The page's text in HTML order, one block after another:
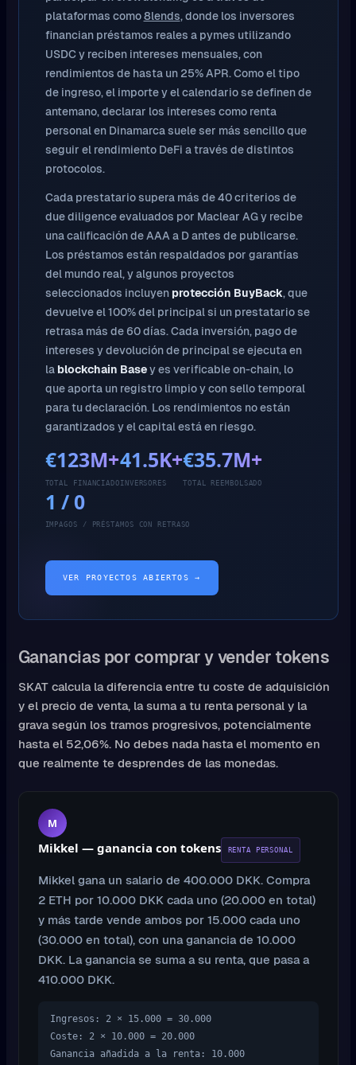
plataformas como8lends, donde los inversores
financian préstamos reales a pymes utilizando
USDC y reciben intereses mensuales, con
rendimientos de hasta un 25% APR. Como el tipo
de ingreso, el importe y el calendario se definen de
antemano, declarar los intereses como renta
personal en Dinamarca suele ser más sencillo que
seguir el rendimiento DeFi a través de distintos
protocolos.
Cada prestatario supera más de 40 criterios de
due diligence evaluados por Maclear AG y recibe
una calificación de AAA a D antes de publicarse.
Los préstamos están respaldados por garantías
del mundo real, y algunos proyectos
seleccionados incluyen protección BuyBack, que
devuelve el 100% del principal si un prestatario se
retrasa más de 60 días. Cada inversión, pago de
intereses y devolución de principal se ejecuta en
la blockchain Basey es verificable on-chain, lo
que aporta un registro limpio y con sello temporal
para tu declaración. Los rendimientos no están
garantizados y el capital está en riesgo.
€123M+
TOTAL FINANCIADO
41.5K+
INVERSORES
€35.7M+
TOTAL REEMBOLSADO
1 / 0
IMPAGOS / PRÉSTAMOS CON RETRASO
VER PROYECTOS ABIERTOS →
Ganancias por comprar y vender tokens
SKAT calcula la diferencia entre tu coste de adquisición
y el precio de venta, la suma a tu renta personal y la
grava según los tramos progresivos, potencialmente
hasta el 52,06%. No debes nada hasta el momento en
que realmente te desprendes de las monedas.
M
Mikkel — ganancia con tokens RENTA PERSONAL
Mikkel gana un salario de 400.000 DKK. Compra
2 ETH por 10.000 DKK cada uno (20.000 en total)
y más tarde vende ambos por 15.000 cada uno
(30.000 en total), con una ganancia de 10.000
DKK. La ganancia se suma a su renta, que pasa a
410.000 DKK.
Ingresos: 2 × 15.000 = 30.000
Coste: 2 × 10.000 = 20.000
Ganancia añadida a la renta: 10.000